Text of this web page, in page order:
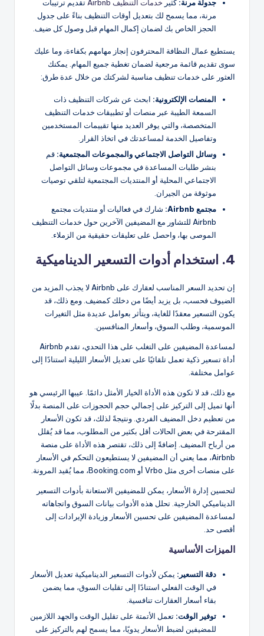
جدولة مرنة: كثير خدمات التنظيف Airbnb
تقديم ترتيبات
مرنة، مما يسمح لك بتعديل أوقات التنظيف بناءً على جدول
الحجز الخاص بك لضمان إكمال المهام قبل وصول كل ضيف.
يستطيع عمال النظافة المحترفون إنجاز مهامهم بكفاءة، وما عليك
سوى تقديم قائمة مرجعية لضمان تغطية جميع المهام. يمكنك
العثور على خدمات تنظيف مناسبة لشركتك من خلال عدة طرق:
المنصات الإلكترونية: ابحث عن شركات التنظيف ذات
السمعة الطيبة عبر منصات أو تطبيقات خدمات التنظيف
المتخصصة، والتي يوفر العديد منها تقييمات المستخدمين
وتفاصيل الخدمة لمساعدتك في اتخاذ القرار.
وسائل التواصل الاجتماعيوالمجموعات المجتمعية: قم
بنشر طلبات المساعدة في مجموعات وسائل التواصل
الاجتماعي المحلية أو المنتديات المجتمعية لتلقي توصيات
موثوقة من الجيران.
مجتمع Airbnb:
شارك في فعاليات أو منتديات مجتمع
Airbnb للتشاور مع المضيفين الآخرين حول خدمات التنظيف
الموصى بها، واحصل على تعليقات حقيقية من الزملاء.
4. استخدام أدوات التسعير الديناميكية
إن تحديد السعر المناسب لعقارك على Airbnb لا يجذب المزيد من
الضيوف فحسب، بل يزيد أيضًا من دخلك كمضيف. ومع ذلك، قد
يكون التسعير معقدًا للغاية، ويتأثر بعوامل عديدة مثل التغيرات
الموسمية، وطلب السوق، وأسعار المنافسين.
لمساعدة المضيفين على التغلب على هذا التحدي، تقدم Airbnb
أداة تسعير ذكية تعمل تلقائيًا على تعديل الأسعار الليلية استنادًا إلى
عوامل مختلفة.
مع ذلك، قد لا تكون هذه الأداة الخيار الأمثل دائمًا. عيبها الرئيسي هو
أنها تميل إلى التركيز على إجمالي حجم الحجوزات على المنصة بدلًا
من تعظيم دخل المضيف الفردي. ونتيجةً لذلك، قد تكون الأسعار
المقترحة في بعض الحالات أقل بكثير من المطلوب، مما قد يُقلل
من أرباح المضيف. إضافةً إلى ذلك، تقتصر هذه الأداة على منصة
Airbnb، مما يعني أن المضيفين لا يستطيعون التحكم في الأسعار
على منصات أخرى مثل Vrbo أو Booking.com، مما يُقيد المرونة.
لتحسين إدارة الأسعار، يمكن للمضيفين الاستعانة بأدوات التسعير
الديناميكي الخارجية. تحلل هذه الأدوات بيانات السوق واتجاهاته
لمساعدة المضيفين على تحسين الأسعار وزيادة الإيرادات إلى
أقصى حد.
الميزات الأساسية
دقة التسعير: يمكن لأدوات التسعير الديناميكية تعديل الأسعار
في الوقت الفعلي استنادًا إلى تقلبات السوق، مما يضمن
بقاء أسعار العقارات تنافسية.
توفير الوقت: تعمل الأتمتة على تقليل الوقت والجهد اللازمين
للمضيفين لضبط الأسعار يدويًا، مما يسمح لهم بالتركيز على